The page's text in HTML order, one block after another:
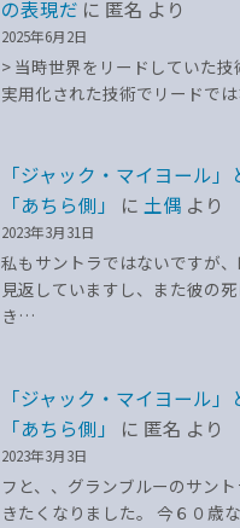
の表現だ に 匿名 より
2025年6月2日
> 当時世界をリードしていた技
実用化された技術でリードで
「ジャック・マイヨール
「あちら側」
に 土偶 より
2023年3月31日
私もサントラではないですが
見返していますし、また彼の
き…
「ジャック・マイヨール
「あちら側」
に 匿名 より
2023年3月3日
フと、、グランブルーのサン
きたくなりました。 今６０歳